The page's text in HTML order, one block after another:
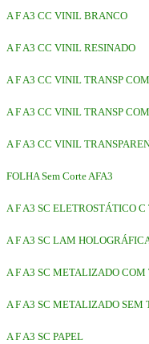
A F A3 CC VINIL BRANCO
A F A3 CC VINIL RESINADO
A F A3 CC VINIL TRANSP
A F A3 CC VINIL TRANSP
A F A3 CC VINIL
FOLHA Sem Corte AFA3
A F A3 SC ELETROSTÁTICO
A F A3 SC LAM
A F A3 SC METALIZADO
A F A3 SC METALIZADO SEM
A F A3 SC PAPEL